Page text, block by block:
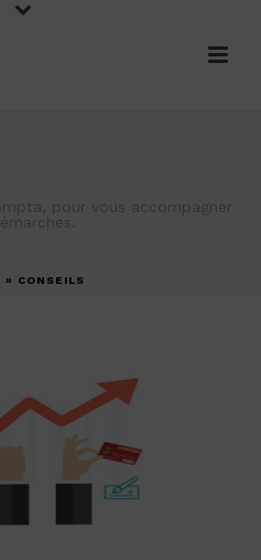
pour vous accompagner
» CONSEILS